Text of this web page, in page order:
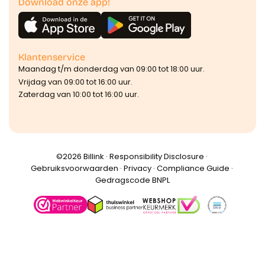
Klantenservice
Maandag t/m donderdag van 09:00 tot 18:00 uur.
Vrijdag van 09:00 tot 16:00 uur.
Zaterdag van 10:00 tot 16:00 uur.
©️2026 Billink · Responsibility Disclosure ·
Gebruiksvoorwaarden · Privacy· Compliance Guide ·
Gedragscode BNPL